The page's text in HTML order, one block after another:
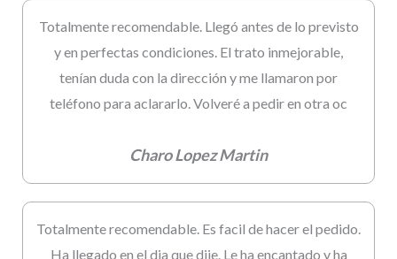
Totalmente recomendable. Llegó antes de lo previsto
y en perfectas condiciones. El trato inmejorable,
tenían duda con la dirección y me llamaron por
teléfono para aclararlo. Volveré a pedir en otra oc
Charo Lopez Martin
Totalmente recomendable. Es facil de hacer el pedido.
Ha llegado en el dia que dije. Le ha encantado y ha